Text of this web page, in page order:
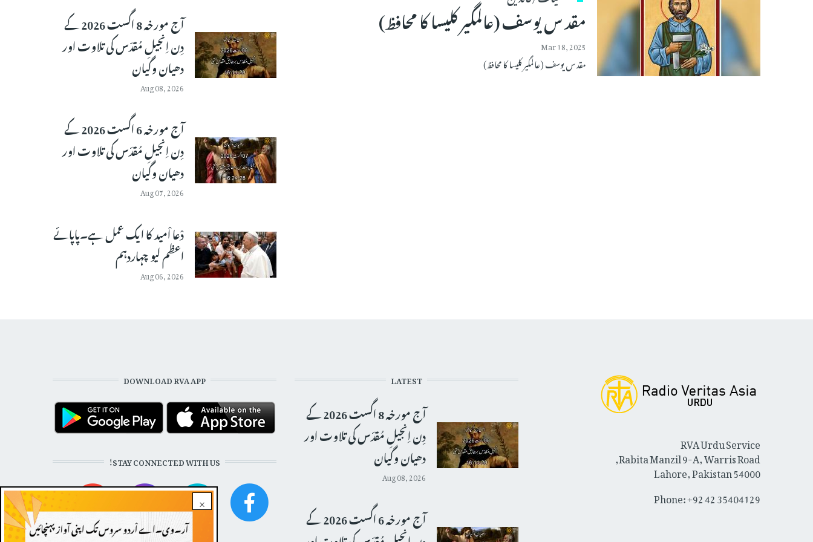
مقد س یوسف (عالمگیر کلیسا کا محافظ)
Mar 18, 2025
مقد س یوسف (عالمگیر کلیسا کا محافظ)
آج مورخہ 8 اگست 2026 کے
دِن اِنجیلِ مُقدّس کی تلاوت اور
دھیان وگیان
Aug 08, 2026
آج مورخہ 6 اگست 2026 کے
دِن اِنجیلِ مُقدّس کی تلاوت اور
دھیان وگیان
Aug 07, 2026
دْعا اْمید کا ایک عمل ہے۔پاپائے
اعظم لیو چہاردہم
Aug 06, 2026
×
RVA Urdu Service
Rabita Manzil 9-A, Warris Road,
Lahore, Pakistan 54000
Phone: +92 42 35404129
LATEST
آج مورخہ 8 اگست 2026 کے
دِن اِنجیلِ مُقدّس کی تلاوت اور
دھیان وگیان
Aug 08, 2026
آج مورخہ 6 اگست 2026 کے
DOWNLOAD RVA APP
STAY CONNECTED WITH US!